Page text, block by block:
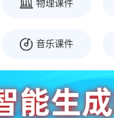
物理课件
音乐课件